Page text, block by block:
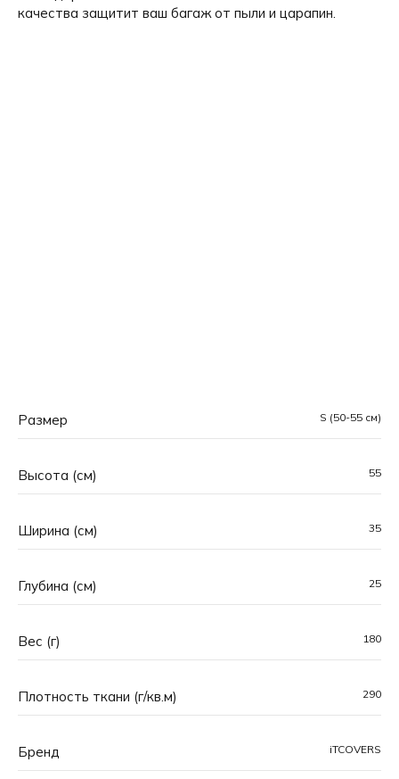
качества защитит ваш багаж от пыли и царапин.
Основная особенность чехлов iTCOVERS™ —
уникальные принты, созданные вручную командой
Размер S (50-55 см)
Высота (см) 55
Ширина (см) 35
Глубина (см) 25
Вес (г) 180
Плотность ткани (г/кв.м) 290
Бренд iTCOVERS